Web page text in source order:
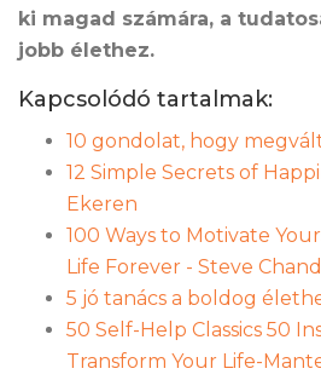
ki magad számára, a
jobb élethez.
Kapcsolódó tartalmak:
10 gondolat, hogy
12 Simple Secrets of
Ekeren
100 Ways to Motivate
Life Forever - Steve
5 jó tanács a boldog
50 Self-Help Classics 50
Transform Your Life-